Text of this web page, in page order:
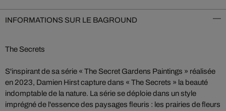
INFORMATIONS SUR LE BAGROUND
The Secrets
S'inspirant de sa série « The Secret Gardens Paintings » réalisée
en 2023, Damien Hirst capture dans « The Secrets » la beauté
indomptable de la nature. La série se déploie dans un style
imprégné de l'essence des paysages fleuris : les prairies de fleurs